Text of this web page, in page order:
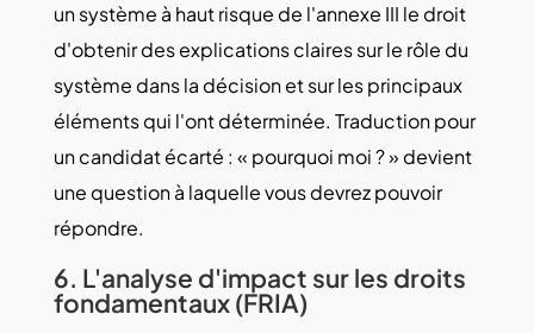
un système à haut risque de l'annexe III le droit
d'obtenir des explications claires sur le rôle du
système dans la décision et sur les principaux
éléments qui l'ont déterminée. Traduction pour
un candidat écarté : « pourquoi moi ? » devient
une question à laquelle vous devrez pouvoir
répondre.
6. L'analyse d'impact sur les droits
fondamentaux (FRIA)